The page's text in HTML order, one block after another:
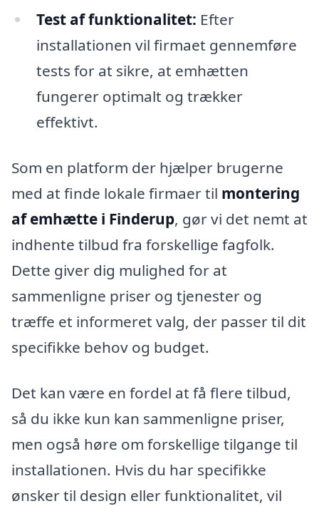
Test af funktionalitet: Efter
installationen vil firmaet gennemføre
tests for at sikre, at emhætten
fungerer optimalt og trækker
effektivt.
Som en platform der hjælper brugerne
med at finde lokale firmaer til montering
af emhætte i Finderup, gør vi det nemt at
indhente tilbud fra forskellige fagfolk.
Dette giver dig mulighed for at
sammenligne priser og tjenester og
træffe et informeret valg, der passer til dit
specifikke behov og budget.
Det kan være en fordel at få flere tilbud,
så du ikke kun kan sammenligne priser,
men også høre om forskellige tilgange til
installationen. Hvis du har specifikke
ønsker til design eller funktionalitet, vil